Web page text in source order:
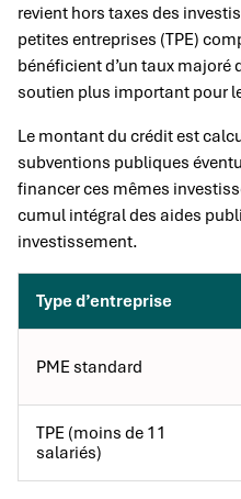
revient hors taxes des
petites entreprises (TPE)
bénéficient d’un taux majoré
soutien plus important pour
Le montant du crédit est
subventions publiques
financer ces mêmes
cumul intégral des aides
investissement.
Type d’entreprise
PME standard
TPE (moins de 11
salariés)